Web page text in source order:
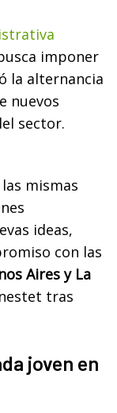
imponer
la alternancia
nuevos
sector.
mismas
ideas,
con las
Aires y La
tras
joven en